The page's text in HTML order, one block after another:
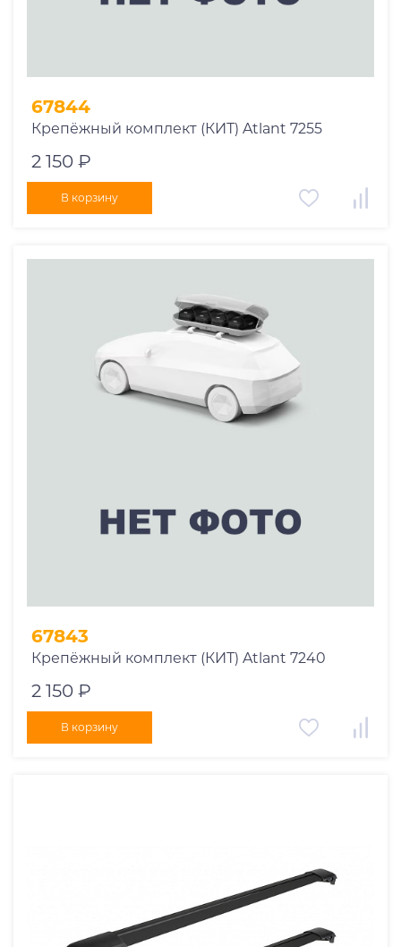
67844
Крепёжный комплект (КИТ) Atlant 7255
2 150 ₽
В корзину
67843
Крепёжный комплект (КИТ) Atlant 7240
2 150 ₽
В корзину